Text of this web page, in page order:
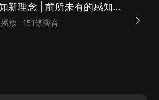
感知新理念 | 前所未有的感知理論的開山之作
放 151條聲音